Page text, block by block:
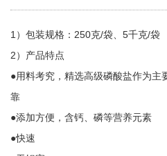
1）包装规格：250克/袋、5千克/袋
2）产品特点
●用料考究，精选高级磷酸盐作为主
靠
●添加方便，含钙、磷等营养元素
●快速